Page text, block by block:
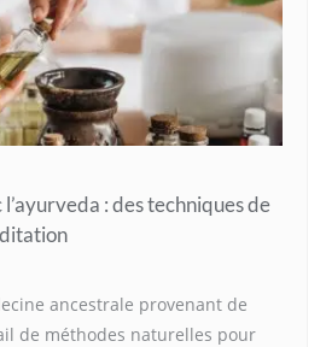
: des techniques de
ancestrale provenant de
de méthodes naturelles pour